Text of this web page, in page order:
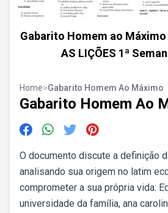
Gabarito Homem ao Máximo
AS LIÇÕES 1ª
Home>Gabarito Homem Ao Máximo
Gabarito Homem Ao
O documento discute a definição
analisando sua origem no latim
comprometer a sua própria vida:
universidade da família, ana